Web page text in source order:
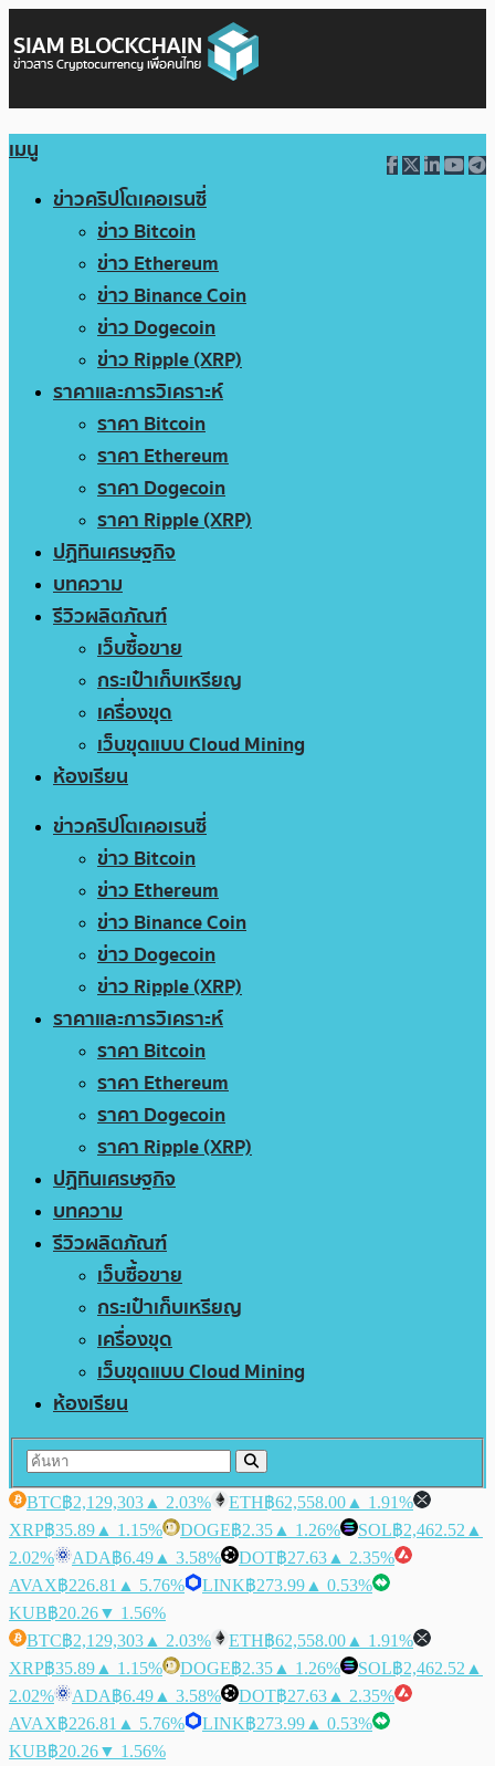
เมนู
ข่าวคริปโตเคอเรนซี่
ข่าว Bitcoin
ข่าว Ethereum
ข่าว Binance Coin
ข่าว Dogecoin
ข่าว Ripple (XRP)
ราคาและการวิเคราะห์
ราคา Bitcoin
ราคา Ethereum
ราคา Dogecoin
ราคา Ripple (XRP)
ปฏิทินเศรษฐกิจ
บทความ
รีวิวผลิตภัณฑ์
เว็บซื้อขาย
กระเป๋าเก็บเหรียญ
เครื่องขุด
เว็บขุดแบบ Cloud Mining
ห้องเรียน
ข่าวคริปโตเคอเรนซี่
ข่าว Bitcoin
ข่าว Ethereum
ข่าว Binance Coin
ข่าว Dogecoin
ข่าว Ripple (XRP)
ราคาและการวิเคราะห์
ราคา Bitcoin
ราคา Ethereum
ราคา Dogecoin
ราคา Ripple (XRP)
ปฏิทินเศรษฐกิจ
บทความ
รีวิวผลิตภัณฑ์
เว็บซื้อขาย
กระเป๋าเก็บเหรียญ
เครื่องขุด
เว็บขุดแบบ Cloud Mining
ห้องเรียน
BTC฿2,129,303 ▲ 2.03% ETH฿62,558.00 ▲ 1.91%
XRP฿35.89 ▲ 1.15% DOGE฿2.35 ▲ 1.26% SOL฿2,462.52 ▲
2.02%
ADA฿6.49 ▲ 3.58% DOT฿27.63 ▲ 2.35%
AVAX฿226.81 ▲ 5.76% LINK฿273.99 ▲ 0.53%
KUB฿20.26▼ 1.56%
BTC฿2,129,303 ▲ 2.03% ETH฿62,558.00 ▲ 1.91%
XRP฿35.89 ▲ 1.15% DOGE฿2.35 ▲ 1.26% SOL฿2,462.52 ▲
2.02%
ADA฿6.49 ▲ 3.58% DOT฿27.63 ▲ 2.35%
AVAX฿226.81 ▲ 5.76% LINK฿273.99 ▲ 0.53%
KUB฿20.26▼ 1.56%